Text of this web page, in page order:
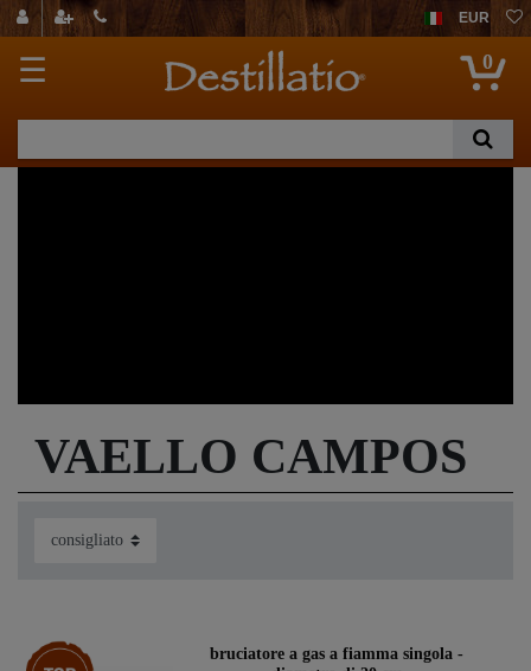
EUR
☰ 0
VAELLO CAMPOS
Ceres::Template.storeSpecialTopbruciatore a gas a fiamma singola -